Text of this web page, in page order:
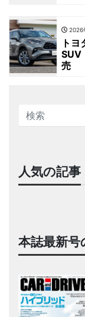
2026
ト
SUV
売
人気の記事
本誌最新号